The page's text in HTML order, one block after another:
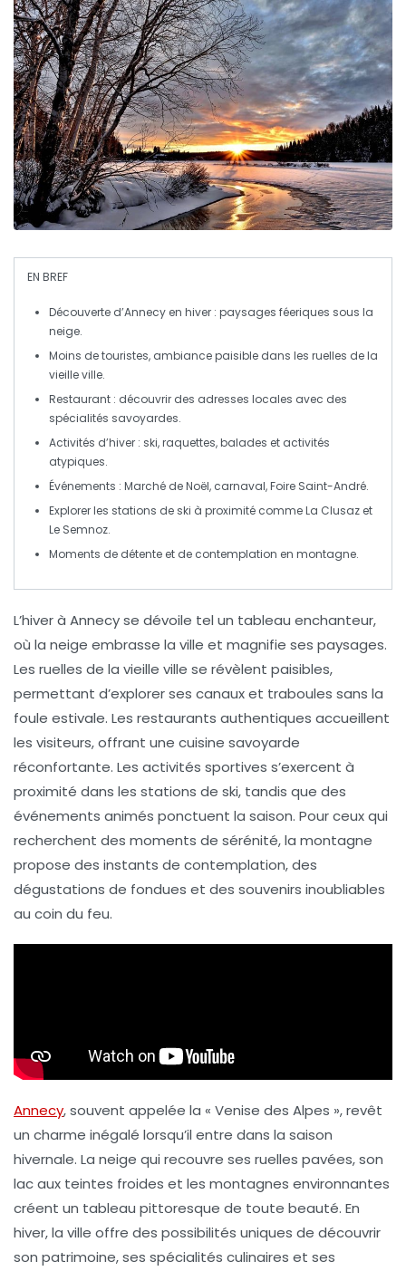
EN BREF
Découverte d’Annecy en hiver : paysages féeriques sous la
neige.
Moins detouristes, ambiance paisible dans les ruelles de la
vieille ville.
Restaurant : découvrir des adresses locales avec des
spécialités savoyardes.
Activités d’hiver : ski, raquettes, balades et activités
atypiques.
Événements : Marché de Noël, carnaval, Foire Saint-André.
Explorer les stations de ski à proximité comme La Clusaz et
Le Semnoz.
Moments de détente et de contemplation en montagne.
L’hiver à Annecyse dévoile tel un tableau enchanteur,
où la neige embrasse la ville et magnifie ses paysages.
Les ruelles de la vieille ville se révèlent paisibles,
permettant d’explorer ses canauxet traboules sans la
foule estivale. Les restaurants authentiques accueillent
les visiteurs, offrant une cuisine savoyarde
réconfortante. Les activités sportives s’exercent à
proximité dans les stations de ski, tandis que des
événements animés ponctuent la saison. Pour ceux qui
recherchent des moments de sérénité, la montagne
propose des instants de contemplation, des
dégustations de fondues et des souvenirs inoubliables
au coin du feu.
Annecy, souvent appelée la « Venise des Alpes », revêt
un charme inégalé lorsqu’il entre dans la saison
hivernale. La neige qui recouvre ses ruelles pavées, son
lac aux teintes froides et les montagnes environnantes
créent un tableau pittoresque de toute beauté. En
hiver, la ville offre des possibilités uniques de découvrir
son patrimoine, ses spécialités culinaires et ses